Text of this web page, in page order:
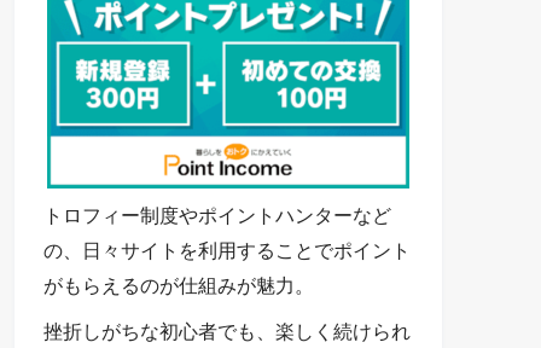
トロフィー制度やポイントハンターなど
の、日々サイトを利用することでポイント
がもらえるのが仕組みが魅力。
挫折しがちな初心者でも、楽しく続けられ